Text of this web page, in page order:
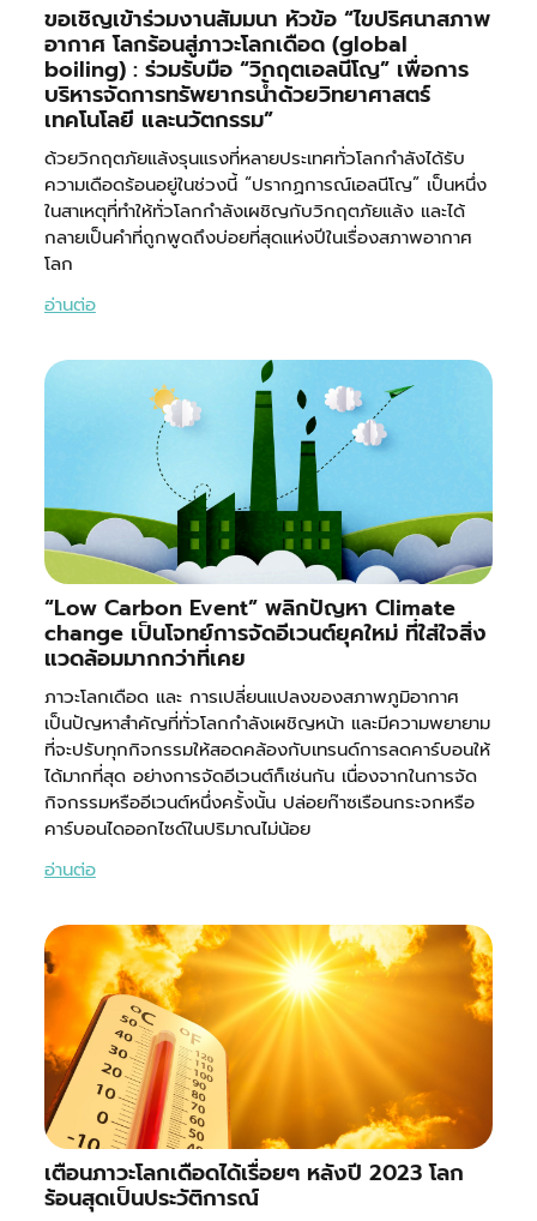
ขอเชิญเข้าร่วมงานสัมมนา หัวข้อ “ไขปริศนาสภาพ
อากาศ โลกร้อนสู่ภาวะโลกเดือด (global
boiling) : ร่วมรับมือ “วิกฤตเอลนีโญ” เพื่อการ
บริหารจัดการทรัพยากรน้ำด้วยวิทยาศาสตร์
เทคโนโลยี และนวัตกรรม”
ด้วยวิกฤตภัยแล้งรุนแรงที่หลายประเทศทั่วโลกกำลังได้รับ
ความเดือดร้อนอยู่ในช่วงนี้ “ปรากฏการณ์เอลนีโญ” เป็นหนึ่ง
ในสาเหตุที่ทำให้ทั่วโลกกำลังเผชิญกับวิกฤตภัยแล้ง และได้
กลายเป็นคำที่ถูกพูดถึงบ่อยที่สุดแห่งปีในเรื่องสภาพอากาศ
โลก
อ่านต่อ
“Low Carbon Event” พลิกปัญหา Climate
change เป็นโจทย์การจัดอีเวนต์ยุคใหม่ ที่ใส่ใจสิ่ง
แวดล้อมมากกว่าที่เคย
ภาวะโลกเดือด และ การเปลี่ยนแปลงของสภาพภูมิอากาศ
เป็นปัญหาสำคัญที่ทั่วโลกกำลังเผชิญหน้า และมีความพยายาม
ที่จะปรับทุกกิจกรรมให้สอดคล้องกับเทรนด์การลดคาร์บอนให้
ได้มากที่สุด อย่างการจัดอีเวนต์ก็เช่นกัน เนื่องจากในการจัด
กิจกรรมหรืออีเวนต์หนึ่งครั้งนั้น ปล่อยก๊าซเรือนกระจกหรือ
คาร์บอนไดออกไซด์ในปริมาณไม่น้อย
อ่านต่อ
เตือนภาวะโลกเดือดได้เรื่อยๆ หลังปี 2023 โลก
ร้อนสุดเป็นประวัติการณ์